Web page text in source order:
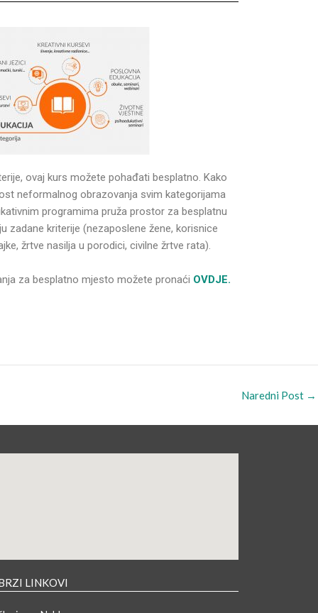
ovaj kurs možete pohađati besplatno. Kako
neformalnog obrazovanja svim kategorijama
programima pruža prostor za besplatnu
zadane kriterije (nezaposlene žene, korisnice
žrtve nasilja u porodici, civilne žrtve rata).
za besplatno mjesto možete pronaći OVDJE.
Naredni Post →
LINKOVI